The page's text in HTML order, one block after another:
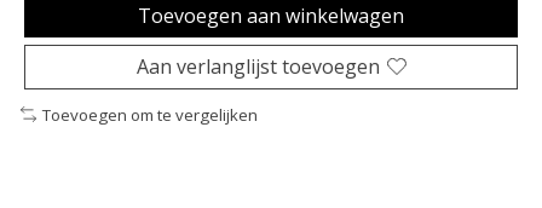
Toevoegen aan winkelwagen
Aan verlanglijst toevoegen
Toevoegen om te vergelijken